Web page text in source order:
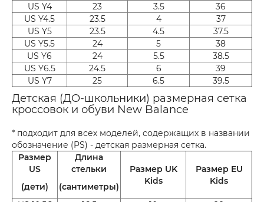
US Y4
23 3.5
36
US Y4.5
23.5 4
37
US Y5
23.5 4.5
37.5
US Y5.5
24 5
38
US Y6
24 5.5
38.5
US Y6.5
24.5 6
39
US Y7
25 6.5 39.5
Детская (ДО-школьники) размерная сетка
кроссовок и обуви New Balance
* подходит для всех моделей, содержащих в названии
обозначение (PS) - детская размерная сетка.
Размер
US
(дети)
Длина
стельки
(сантиметры)
Размер UK
Kids
Размер EU
Kids